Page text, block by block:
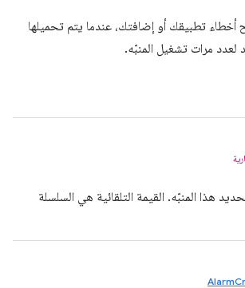
تطبيقك أو إضافتك، عندما يتم تحميلها
مرات تشغيل المنبّه.
هذا المنبّه. القيمة التلقائية هي السلسلة